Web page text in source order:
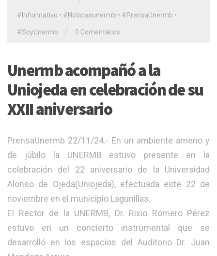
#Informativo • #Noticiasunermb • #PrensaUnermb •
#SoyUnermb 0 Comentarios
Unermb acompañó a la
Uniojeda en celebración de su
XXII aniversario
PrensaUnermb 22/11/24.- En un ambiente ameno y
de júbilo la UNERMB estuvo presente en la
celebración del 22 aniversario de la Universidad
Alonso de Ojeda(Uniojeda), efectuada este 22 de
noviembre en el municipio Lagunillas.
El Rector de la UNERMB, Dr. Rixio Romero Pérez
estuvo en un concierto instrumental que se
desarrolló en los espacios del Auditorio Dr. Juan